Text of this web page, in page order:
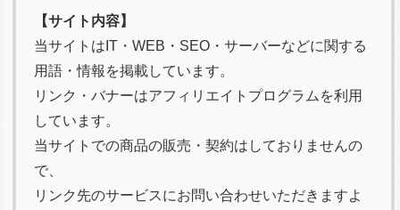
【サイト内容】
当サイトはIT・WEB・SEO・サーバーなどに関する
用語・情報を掲載しています。
リンク・バナーはアフィリエイトプログラムを利用
しています。
当サイトでの商品の販売・契約はしておりませんの
で、
リンク先のサービスにお問い合わせいただきますよ